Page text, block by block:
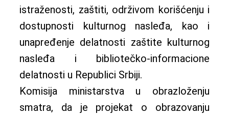
istraženosti, zaštiti, održivom korišćenju i
dostupnosti kulturnog nasleđa, kao i
unapređenje delatnosti zaštite kulturnog
nasleđa i bibliotečko-informacione
delatnosti u Republici Srbiji.
Komisija ministarstva u obrazloženju
smatra, da je projekat o obrazovanju